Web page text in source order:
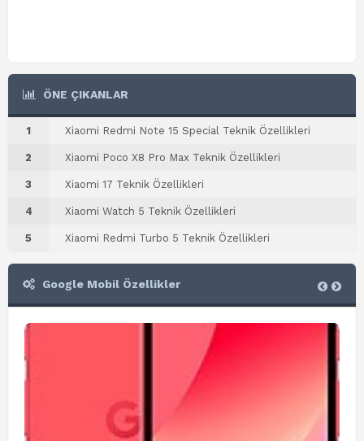
ÖNE ÇIKANLAR
1 Xiaomi Redmi Note 15 Special Teknik Özellikleri
2 Xiaomi Poco X8 Pro Max Teknik Özellikleri
3 Xiaomi 17 Teknik Özellikleri
4 Xiaomi Watch 5 Teknik Özellikleri
5 Xiaomi Redmi Turbo 5 Teknik Özellikleri
Google Mobil Özellikler